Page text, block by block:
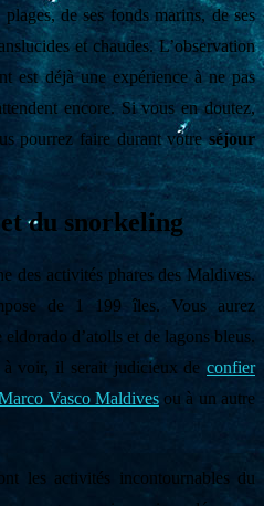
de ses fonds marins, de ses
et chaudes. L’observation
est déjà une expérience à ne pas
encore. Si vous en doutez,
pourrez faire durant votreséjour
du snorkeling
des activités phares des Maldives.
de 1 199 îles. Vous aurez
d’atolls et de lagons bleus.
à voir, il serait judicieux de confier
Vasco Maldivesou à un autre
les activités incontournables du